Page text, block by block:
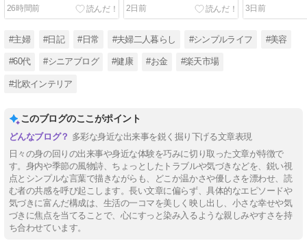
26時間前 2日前 3日前
#主婦 #日記 #日常 #夫婦二人暮らし #シンプルライフ #美容
#60代 #シニアブログ #健康 #お金 #楽天市場
#北欧インテリア
このブログのここがポイント
多彩な身近な出来事を鋭く掘り下げる文章表現
日々の身の回りの出来事や身近な体験を巧みに切り取った文章が特徴で
す。身内や季節の風物詩、ちょっとしたトラブルや気づきなどを、鋭い視
点とシンプルな言葉で描きながらも、どこか温かさや優しさを漂わせ、読
む者の共感を呼び起こします。長い文章に偏らず、具体的なエピソードや
気づきに富んだ構成は、生活の一コマを美しく映し出し、小さな幸せや気
づきに焦点を当てることで、心にすっと染み入るような親しみやすさを持
ち合わせています。